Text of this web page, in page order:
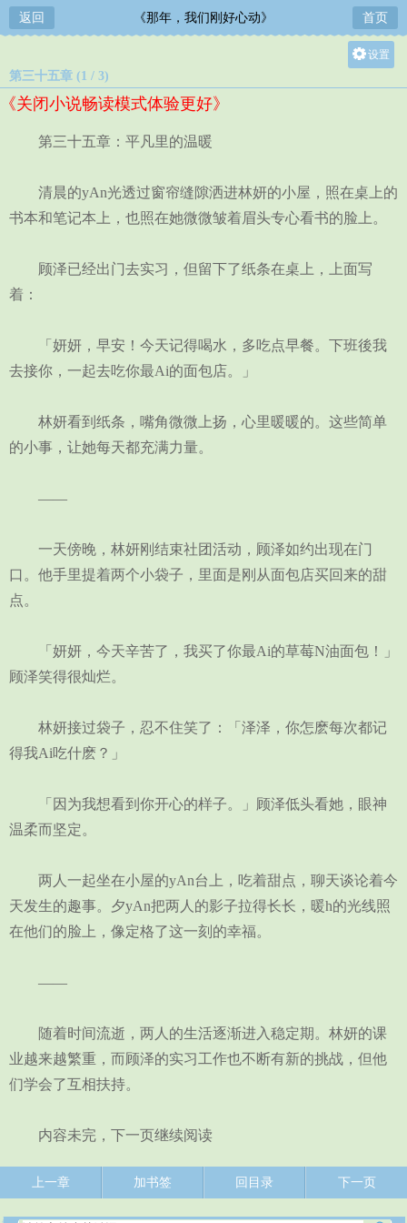
返回 《那年，我们刚好心动》 首页
设置
第三十五章 (1 / 3)
《关闭小说畅读模式体验更好》
第三十五章：平凡里的温暖
清晨的yAn光透过窗帘缝隙洒进林妍的小屋，照在桌上的
书本和笔记本上，也照在她微微皱着眉头专心看书的脸上。
顾泽已经出门去实习，但留下了纸条在桌上，上面写
着：
「妍妍，早安！今天记得喝水，多吃点早餐。下班後我
去接你，一起去吃你最Ai的面包店。」
林妍看到纸条，嘴角微微上扬，心里暖暖的。这些简单
的小事，让她每天都充满力量。
——
一天傍晚，林妍刚结束社团活动，顾泽如约出现在门
口。他手里提着两个小袋子，里面是刚从面包店买回来的甜
点。
「妍妍，今天辛苦了，我买了你最Ai的草莓N油面包！」
顾泽笑得很灿烂。
林妍接过袋子，忍不住笑了：「泽泽，你怎麽每次都记
得我Ai吃什麽？」
「因为我想看到你开心的样子。」顾泽低头看她，眼神
温柔而坚定。
两人一起坐在小屋的yAn台上，吃着甜点，聊天谈论着今
天发生的趣事。夕yAn把两人的影子拉得长长，暖h的光线照
在他们的脸上，像定格了这一刻的幸福。
——
随着时间流逝，两人的生活逐渐进入稳定期。林妍的课
业越来越繁重，而顾泽的实习工作也不断有新的挑战，但他
们学会了互相扶持。
内容未完，下一页继续阅读
上一章 加书签 回目录 下一页